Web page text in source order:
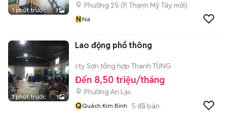
1 phút trước 7
Phường 25 (P. Thạnh Mỹ Tây mới)
NNa
1 phút trước 1
Lao động phổ thông
cty Sơn tổng hợp Thanh TÙNG
Đến 8,50 triệu/tháng
Phường An Lạc
QQuách Kim Bình 5 đã bán